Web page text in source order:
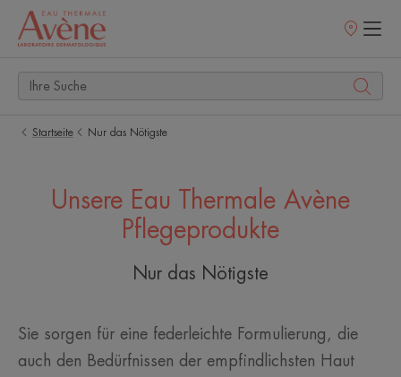
Startseite Nur das Nötigste
Unsere Eau Thermale Avène
Pflegeprodukte
Nur das Nötigste
Sie sorgen für eine federleichte Formulierung, die
auch den Bedürfnissen der empfindlichsten Haut